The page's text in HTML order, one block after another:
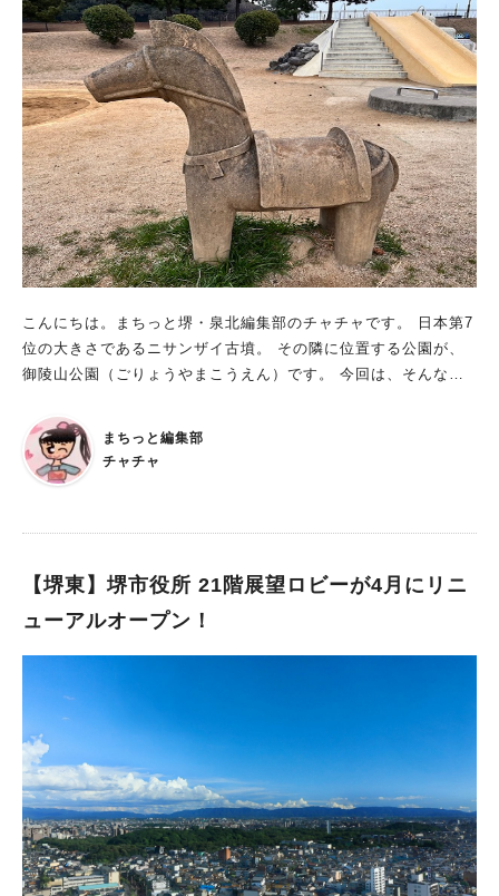
こんにちは。まちっと堺・泉北編集部のチャチャです。 日本第7
位の大きさであるニサンザイ古墳。 その隣に位置する公園が、
御陵山公園（ごりょうやまこうえん）です。 今回は、そんな御
沿って歩けるウォーキングコース 入口には、御陵山公園の看板
がありました。 「なんか不思議な形をしているな～」と思いま
せんか？ 堺市のWEBサイトによると、これは勾玉の形なのだそ
方はもちろん、ジョギングする方やペットの散歩をする方も！
見たこともあります。 季節や時間帯によって見える景色が変わ
るので、みなさんにも季節ごとの思い出があるかもしれません
小さい子向けの遊具もあるので、公園デビューにもちょうど良さ
そうです。 公園内には、はにわ型の車止めがあったり、馬のは
にわのようなものがあったり… 古代日本の遺産をモチーフにし
ているところがいっぱいあります。 これは、随所で“太古のロマ
ン”を感じられる公園づくりをしているからなのだそう。 行く度
に、小さな発見があるのも楽しいところです！ 大きな広場で
は、ゲートボールを楽しむ方々や、自転車の練習をする子どもの
まちっと編集部
チャチャ
【堺東】堺市役所 21階展望ロビーが4月にリニ
ューアルオープン！